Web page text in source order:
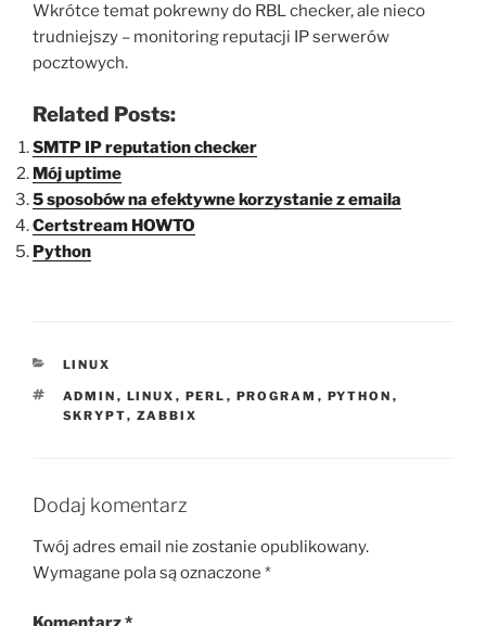
Wkrótce temat pokrewny do RBL checker, ale nieco
trudniejszy – monitoring reputacji IP serwerów
pocztowych.
Related Posts:
SMTP IP reputation checker
Mój uptime
5 sposobów na efektywne korzystanie z emaila
Certstream HOWTO
Python
KATEGORIE
LINUX
TAGI
ADMIN , LINUX , PERL , PROGRAM , PYTHON ,
SKRYPT, ZABBIX
Dodaj komentarz
Twój adres email nie zostanie opublikowany.
Wymagane pola są oznaczone *